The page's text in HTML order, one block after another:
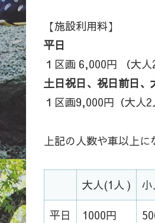
【施設利用料】
平日
１区画 6,000円 （大
土日祝日、祝日前日、
１区画9,000円 （大人
上記の人数や車以上
大人(1人 )
平日 1000円